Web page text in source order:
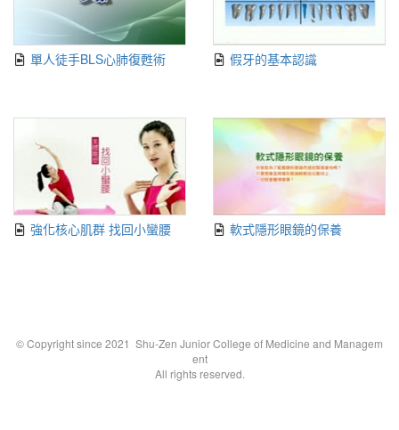
單人徒手BLS心肺復甦術 假牙的基本認識
強化核心肌群 找回小蠻腰 軟式隱形眼鏡的保養
© Copyright since 2021 Shu-Zen Junior College of Medicine and Managem
ent
All rights reserved.